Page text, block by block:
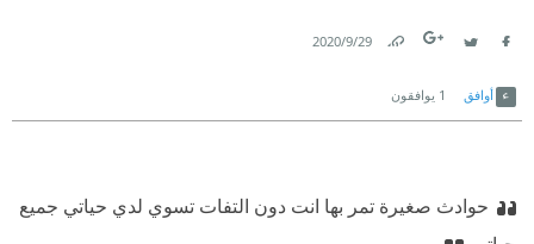
29‏/9‏/2020
أوافق 1 يوافقون
حوادث صغيرة تمر بها انت دون التفات تسوي لدي حياتي جميع